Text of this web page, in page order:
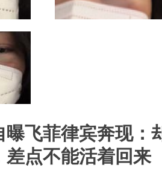
曝飞菲律宾奔现：
差点不能活着回来